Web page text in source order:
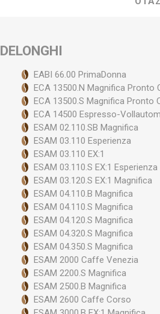
DELONGHI
EABI 66.00 PrimaDonna
ECA 13500.N Magnifica Pronto
ECA 13500.S Magnifica Pronto
ECA 14500 Espresso-
ESAM 02.110.SB Magnifica
ESAM 03.110 Esperienza
ESAM 03.110 EX:1
ESAM 03.110.S EX:1 Esperienza
ESAM 03.120.S EX:1 Magnifica
ESAM 04.110.B Magnifica
ESAM 04.110.S Magnifica
ESAM 04.120.S Magnifica
ESAM 04.320.S Magnifica
ESAM 04.350.S Magnifica
ESAM 2000 Caffe Venezia
ESAM 2200.S Magnifica
ESAM 2500.B Magnifica
ESAM 2600 Caffe Corso